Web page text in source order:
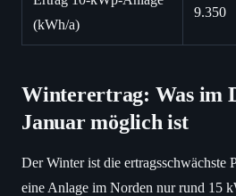
(kWh/a)
9.350
Winterertrag: Was im
Januar möglich ist
Der Winter ist die ertragsschwächste
eine Anlage im Norden nur rund 15